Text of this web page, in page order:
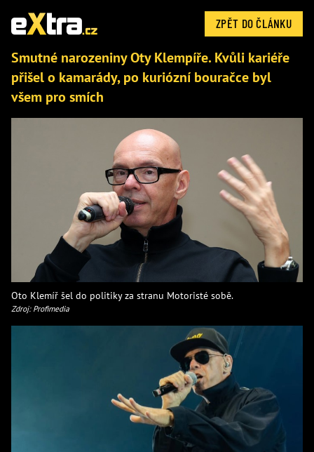
ZPĚT DO ČLÁNKU
Smutné narozeniny Oty Klempíře. Kvůli kariéře
přišel o kamarády, po kuriózní bouračce byl
všem pro smích
Oto Klemíř šel do politiky za stranu Motoristé sobě.
Zdroj: Profimedia